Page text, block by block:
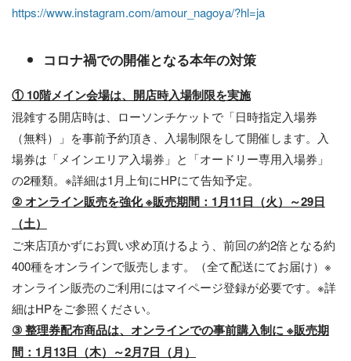
https://www.instagram.com/amour_nagoya/?hl=ja
コロナ禍での開催となる本年の対策
① 10階メイン会場は、開店時入場制限を実施
混雑する開店時は、ローソンチケットで「日時指定入場券
（無料）」を事前予約頂き、入場制限をして開催します。入
場券は「メインエリア入場券」と「オードリー専用入場券」
の2種類。※詳細は1月上旬にHPにて告知予定。
② オンライン販売を強化 ※販売期間：1月11日（火）～29日
（土）
ご来店頂かずにお買い求め頂けるよう、前回の約2倍となる約
400種をオンラインで販売します。（全て配送にてお届け）※
オンライン販売のご利用にはマイページ登録が必要です。※詳
細はHPをご参照ください。
③ 整理券配布商品は、オンラインでの事前購入制に ※販売期
間：1月13日（木）～2月7日（月）